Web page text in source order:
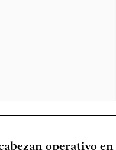
operativo en